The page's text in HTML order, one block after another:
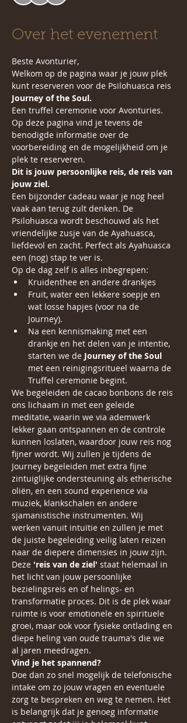
Over het evenement
Beste Avonturier,
Welkom op de pagina waar je jouw plek
kunt reserveren voor de Psilohuasca reis
Journey of the Soul.
Een truffel ceremonie voor Avonturies.
Op deze pagina vind je tevens de
benodigde informatie over de
voorbereiding en de mogelijkheid om je
plek te reserveren.
Dit is jouw persoonlijke reis, de reis van
jouw ziel.
Een bijzonder cadeau waar je nog heel
vaak aan terug zult denken. De
Psilohuasca wordt beschouwd als het
vriendelijke zusje van de Ayahuasca,
liefdevol en zacht. Perfect als Ayahuasca
een (nog) stap te ver is.
Op de dag zelf is alles inbegrepen:
Kruidenthee en andere drankjes
Fruit, water een lekkere soepje en
wat losse hapjes (voor na de
Journey).
Na een kennismaking met een
drankje en het delen van je intentie,
starten we de Journey of the Soul
met een reinigingsritueel waarna de
Truffel ceremonie begint.
We begeleiden de cacao bonbons de reis
ons lichaam in met een geleide
meditatie, waarin we via ademwerk
lekker gaan ontspannen en de controle
kunnen loslaten, waardoor jouw reis nog
fijner wordt. Wij zullen je tijdens de
Journey begeleiden met extra fijne
zintuiglijke ondersteuning als etherische
oliën, en een sound experience via
muziek, klankschalen en andere
sjamanistische instrumenten. Wij
werken vanuit intuïtie en zullen je met
de juiste begeleiding veilig laten reizen
naar de diepere dimensies in jouw zijn.
Deze 'reis van de ziel' staat helemaal in
het licht van jouw persoonlijke
bezielingsreis en of helings- en
transformatie proces. Dit is de plek waar
ruimte is voor emotionele en spirituele
groei, maar ook voor fysieke ontlading en
diepe heling van oude trauma's die we
al jaren meedragen.
Vind je het spannend?
Doe dan zo snel mogelijk de telefonische
intake om zo jouw vragen en eventuele
zorg te bespreken en weg te nemen. Het
is belangrijk dat je genoeg informatie